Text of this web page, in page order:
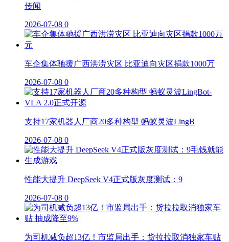
传闻
2026-07-08 0
车企集体驰援广西洪涝灾区 比亚迪向灾区捐款1000万
2026-07-08 0
支持17家机器人厂商20多种构型 蚂蚁灵波LingB
2026-07-08 0
性能大提升 DeepSeek V4正式版灰度测试：9
2026-07-08 0
为司机减负超13亿！市监局出手：货拉拉取消独家车贴